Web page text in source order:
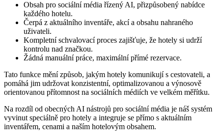
Obsah pro sociální média řízený AI, přizpůsobený nabídce
každého hotelu.
Čerpá z aktuálního inventáře, akcí a obsahu nahraného
uživateli.
Kompletní schvalovací proces zajišťuje, že hotely si udrží
kontrolu nad značkou.
Žádná manuální práce, maximální přímé rezervace.
Tato funkce mění způsob, jakým hotely komunikují s cestovateli, a
pomáhá jim udržovat konzistentní, optimalizovanou a výnosově
orientovanou přítomnost na sociálních médiích ve velkém měřítku.
Na rozdíl od obecných AI nástrojů pro sociální média je náš systém
vyvinut speciálně pro hotely a integruje se přímo s aktuálním
inventářem, cenami a naším hotelovým obsahem.